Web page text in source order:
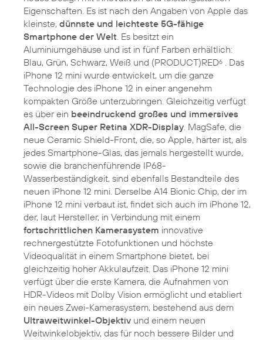
Eigenschaften. Es ist nach den Angaben von Apple das
kleinste, dünnste und leichteste 5G-fähige
Smartphone der Welt. Es besitzt ein
Aluminiumgehäuse und ist in fünf Farben erhältlich:
Blau, Grün, Schwarz, Weiß und (PRODUCT)RED6 . Das
iPhone 12 mini wurde entwickelt, um die ganze
Technologie des iPhone 12 in einer angenehm
kompakten Größe unterzubringen. Gleichzeitig verfügt
es über ein beeindruckend großes und immersives
All-Screen Super Retina XDR-Display. MagSafe, die
neue Ceramic Shield-Front, die, so Apple, härter ist, als
jedes Smartphone-Glas, das jemals hergestellt wurde,
sowie die branchenführende IP68-
Wasserbeständigkeit, sind ebenfalls Bestandteile des
neuen iPhone 12 mini. Derselbe A14 Bionic Chip, der im
iPhone 12 mini verbaut ist, findet sich auch im iPhone 12,
der, laut Hersteller, in Verbindung mit einem
fortschrittlichen Kamerasystem innovative
rechnergestützte Fotofunktionen und höchste
Videoqualität in einem Smartphone bietet, bei
gleichzeitig hoher Akkulaufzeit. Das iPhone 12 mini
verfügt über die erste Kamera, die Aufnahmen von
HDR-Videos mit Dolby Vision ermöglicht und etabliert
ein neues Zwei-Kamerasystem, bestehend aus dem
Ultraweitwinkel-Objektiv und einem neuen
Weitwinkelobjektiv, das für noch bessere Bilder und